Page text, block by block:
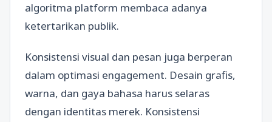
algoritma platform membaca adanya
ketertarikan publik.
Konsistensi visual dan pesan juga berperan
dalam optimasi engagement. Desain grafis,
warna, dan gaya bahasa harus selaras
dengan identitas merek. Konsistensi